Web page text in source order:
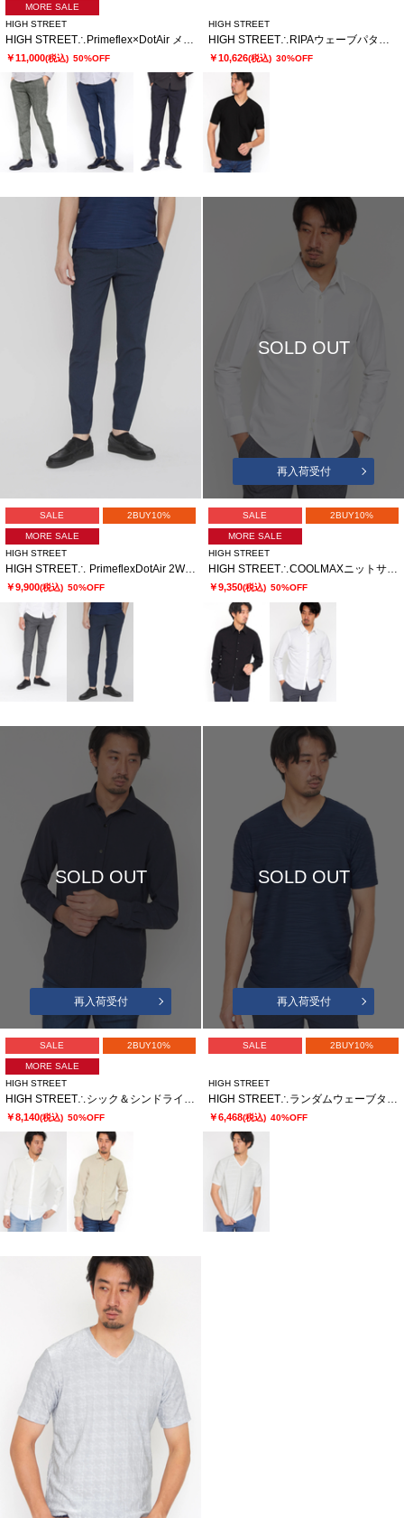
MORE SALE
HIGH STREET
HIGH STREET∴Primeflex×DotAir メランジプリントイージーパンツ
￥11,000(税込) 50%OFF
HIGH STREET
HIGH STREET∴RIPAウェーブパターン半袖Vネックカットソー
￥10,626(税込) 30%OFF
SALE 2BUY10%
MORE SALE
HIGH STREET
HIGH STREET∴ PrimeflexDotAir 2WAYストレッチイージーパンツ
￥9,900(税込) 50%OFF
SOLD OUT
再入荷受付
SALE 2BUY10%
MORE SALE
HIGH STREET
HIGH STREET∴COOLMAXニットサッカーシャツ
￥9,350(税込) 50%OFF
SOLD OUT
再入荷受付
SALE 2BUY10%
MORE SALE
HIGH STREET
￥8,140(税込) 50%OFF
SOLD OUT
再入荷受付
SALE 2BUY10%
HIGH STREET
￥6,468(税込) 40%OFF